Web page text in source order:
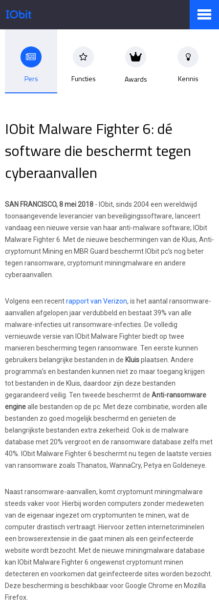
Producten
Winkel
Persruimte
Ondersteuning
Partners
Pers Functies Awards Kennis
IObit Malware Fighter 6: dé
software die beschermt tegen
cyberaanvallen
SAN FRANCISCO, 8 mei 2018 - IObit, sinds 2004 een wereldwijd
toonaangevende leverancier van beveiligingssoftware, lanceert
vandaag een nieuwe versie van haar anti-malware software; IObit
Malware Fighter 6. Met de nieuwe beschermingen van de Kluis, Anti-
cryptomunt Mining en MBR Guard beschermt IObit pc’s nog beter
tegen ransomware, cryptomunt miningmalware en andere
cyberaanvallen.
Volgens een recentrapport van Verizon, is het aantal ransomware-
aanvallen afgelopen jaar verdubbeld en bestaat 39% van alle
malware-infecties uit ransomware-infecties. De volledig
vernieuwde versie van IObit Malware Fighter biedt op twee
manieren bescherming tegen ransomware. Ten eerste kunnen
gebruikers belangrijke bestanden in de Kluisplaatsen. Andere
programma’s en bestanden kunnen niet zo maar toegang krijgen
tot bestanden in de Kluis, daardoor zijn deze bestanden
gegarandeerd veilig. Ten tweede beschermt de Anti-ransomware
enginealle bestanden op de pc. Met deze combinatie, worden alle
bestanden zo goed mogelijk beschermd en genieten de
belangrijkste bestanden extra zekerheid. Ook is de malware
database met 20% vergroot en de ransomware database zelfs met
40%. IObit Malware Fighter 6 beschermt nu tegen de laatste versies
van ransomware zoals Thanatos, WannaCry, Petya en Goldeneye.
Naast ransomware-aanvallen, komt cryptomunt miningmalware
steeds vaker voor. Hierbij worden computers zonder medeweten
van de eigenaar ingezet om cryptomunten te minen, wat de
computer drastisch vertraagt. Hiervoor zetten internetcriminelen
een browserextensie in die gaat minen als een geïnfecteerde
website wordt bezocht. Met de nieuwe miningmalware database
kan IObit Malware Fighter 6 ongewenst cryptomunt minen
detecteren en voorkomen dat geïnfecteerde sites worden bezocht.
Deze bescherming is beschikbaar voor Google Chrome en Mozilla
Firefox.